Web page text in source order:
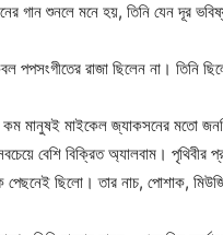
গান শুনলে মনে হয়, তিনি যেন দূর
পপসংগীতের রাজা ছিলেন না। তিনি
কম মানুষই মাইকেল জ্যাকসনের মতো
বেশি বিক্রিত অ্যালবাম।
ছিলো। তার নাচ, পোশাক,